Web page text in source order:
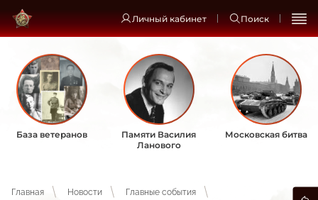
Личный кабинет Поиск
База ветеранов
Памяти Василия
Ланового
Московская битва
Главная Новости
Главные события